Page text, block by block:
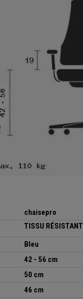
chaisepro
TISSU RÉSISTANT
Bleu
42 - 56 cm
50 cm
46 cm